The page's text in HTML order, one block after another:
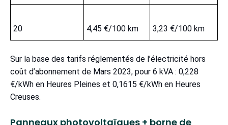
20 4,45 €/100 km 3,23 €/100 km
Sur la base des tarifs réglementés de l’électricité hors
coût d’abonnement de Mars 2023, pour 6 kVA : 0,228
€/kWh en Heures Pleines et 0,1615 €/kWh en Heures
Creuses.
Panneaux photovoltaïques + borne de